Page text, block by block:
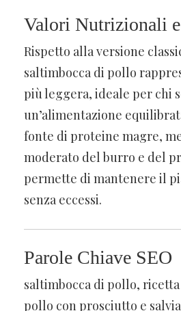
Valori Nutrizionali
Rispetto alla versione
saltimbocca di pollo
più leggera, ideale per chi
un’alimentazione
fonte di proteine magre,
moderato del burro e del
permette di mantenere il
senza eccessi.
Parole Chiave SEO
saltimbocca di pollo,
pollo con prosciutto e